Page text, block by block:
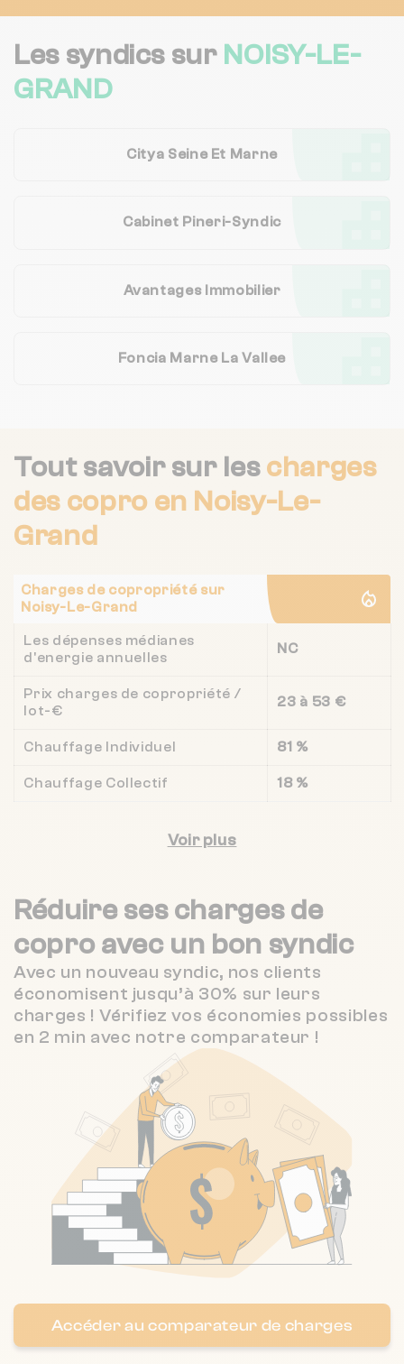
Les syndics sur NOISY-LE-
GRAND
Citya Seine Et Marne
Cabinet Pineri-Syndic
Avantages Immobilier
Foncia Marne La Vallee
Tout savoir sur lescharges
des coproen Noisy-Le-
Grand
Charges de copropriété sur
Noisy-Le-Grand
Les dépenses médianes
d'energie annuelles
NC
Prix charges de copropriété /
lot-€
23 à 53 €
Chauffage Individuel 81 %
Chauffage Collectif 18 %
Voir plus
Réduire ses charges de
copro avec un bon syndic
Avec un nouveau syndic, nos clients
économisent jusqu’à 30% sur leurs
charges ! Vérifiez vos économies possibles
en 2 min avec notre comparateur !
Accéder au comparateur de charges